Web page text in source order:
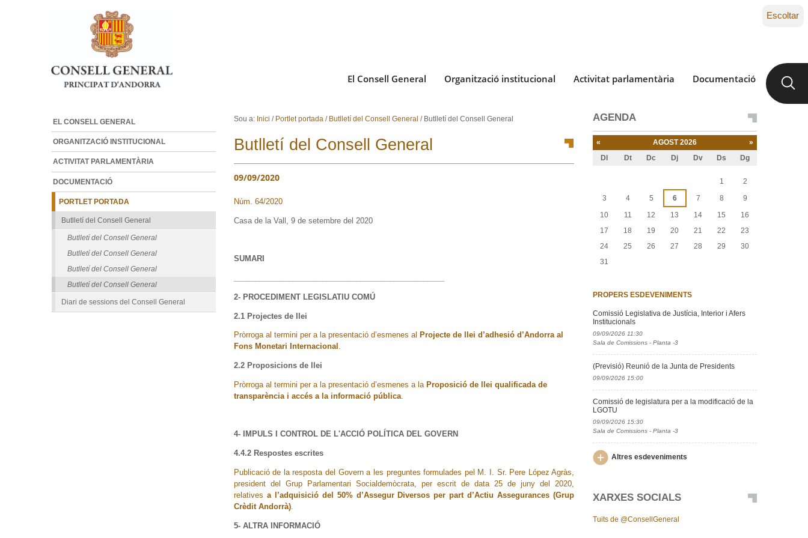
Ves al contingut.
Salta a la navegació
El Consell General Organització institucional Activitat parlamentària Documentació
Escoltar
Sou a: Inici / Portlet portada / Butlletí del Consell General / Butlletí del Consell General
Butlletí del Consell General
09/09/2020
Núm. 64/2020
Casa de la Vall, 9 de setembre del 2020
SUMARI
2- PROCEDIMENT LEGISLATIU COMÚ
2.1 Projectes de llei
Pròrroga al termini per a la presentació d’esmenes al Projecte de llei d’adhesió d’Andorra al
Fons Monetari Internacional .
2.2 Proposicions de llei
Pròrroga al termini per a la presentació d’esmenes a la Proposició de llei qualificada de
transparència i accés a la informació pública.
4- IMPULS I CONTROL DE L'ACCIÓ POLÍTICA DEL GOVERN
4.4.2 Respostes escrites
Publicació de la resposta del Govern a les preguntes formulades pel M. I. Sr. Pere López Agràs,
president del Grup Parlamentari Socialdemòcrata, per escrit de data 25 de juny del 2020,
relatives a l’adquisició del 50% d’Assegur Diversos per part d’Actiu Assegurances (Grup
Crèdit Andorrà).
5- ALTRA INFORMACIÓ
EL CONSELL GENERAL
ORGANITZACIÓ INSTITUCIONAL
ACTIVITAT PARLAMENTÀRIA
DOCUMENTACIÓ
PORTLET PORTADA
Butlletí del Consell General
Butlletí del Consell General
Butlletí del Consell General
Butlletí del Consell General
Butlletí del Consell General
Diari de sessions del Consell General
AGENDA
« AGOST 2026 »
Dl Dt Dc Dj Dv Ds Dg
1
2
3
4 5 6 7 8
9
10
11 12 13 14 15
16
17
18 19 20 21 22
23
24
25 26 27 28 29
30
31
PROPERS ESDEVENIMENTS
Comissió Legislativa de Justícia, Interior i Afers
Institucionals
09/09/2026 11:30
Sala de Comissions - Planta -3
(Previsió) Reunió de la Junta de Presidents
09/09/2026 15:00
Comissió de legislatura per a la modificació de la
LGOTU
09/09/2026 15:30
Sala de Comissions - Planta -3
Altres esdeveniments
XARXES SOCIALS
Tuits de @ConsellGeneral